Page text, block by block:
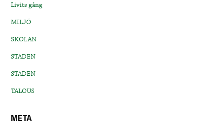
Livits gång
MILJÖ
SKOLAN
STADEN
STADEN
TALOUS
META